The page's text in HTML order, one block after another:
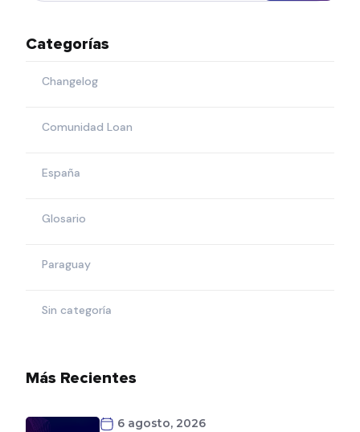
Categorías
Changelog
Comunidad Loan
España
Glosario
Paraguay
Sin categoría
Más Recientes
6 agosto, 2026